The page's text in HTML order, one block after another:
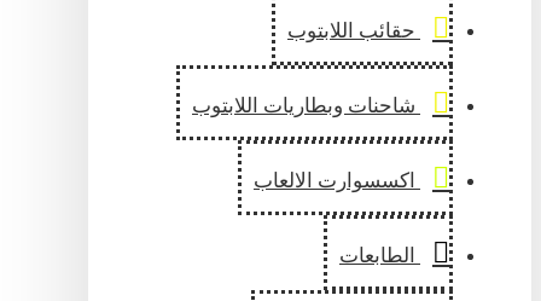
حقائب اللابتوب
شاحنات وبطاريات اللابتوب
اكسسوارت الالعاب
الطابعات